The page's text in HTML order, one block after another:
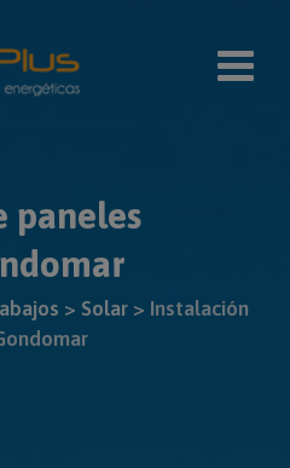
paneles
> Solar > Instalación